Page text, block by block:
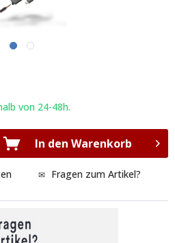
von 24-48h.
In den Warenkorb
Fragen zum Artikel?